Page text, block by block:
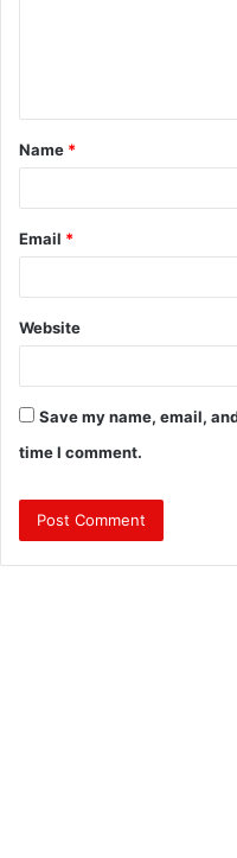
t
*
Name *
Email *
Website
Save my name, email,
time I comment.